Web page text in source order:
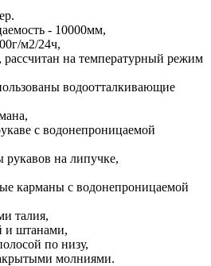
- 10000мм,
м2/24ч,
на температурный режим
водоотталкивающие
с водонепроницаемой
на липучке,
карманы с водонепроницаемой
талия,
и штанами,
по низу,
молниями.